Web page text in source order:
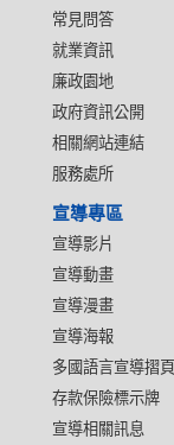
常見問答
就業資訊
廉政園地
政府資訊公開
相關網站連結
服務處所
宣導專區
宣導影片
宣導動畫
宣導漫畫
宣導海報
多國語言宣導摺頁
存款保險標示牌
宣導相關訊息